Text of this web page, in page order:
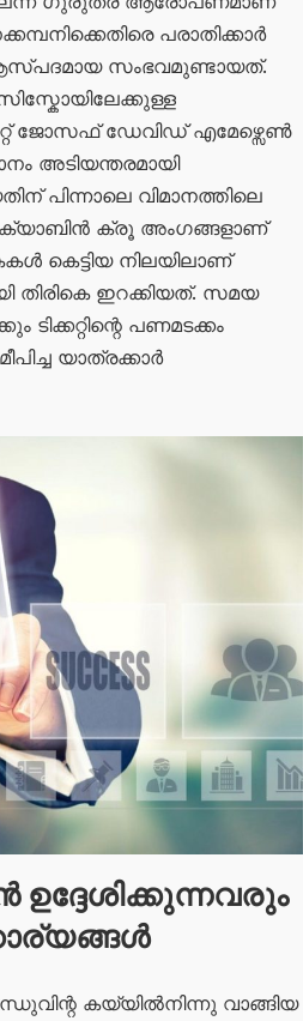
പരാതിക്കാര്‍
ആസ്പദമായ സംഭവമുണ്ടായത്.
ജോസഫ് ഡേവിഡ് എമേഴ്സെണ്‍
അടിയന്തരമായി
പിന്നാലെ വിമാനത്തിലെ
ക്യാബിന്‍ ക്രൂ അംഗങ്ങളാണ്
കെട്ടിയ നിലയിലാണ്
തിരികെ ഇറക്കിയത്. സമയ
ടിക്കറ്റിന്റെ പണമടക്കം
യാത്രക്കാര്‍
കയ്യിൽനിന്നു വാങ്ങിയ